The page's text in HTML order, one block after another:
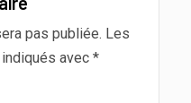
pas publiée. Les
avec *